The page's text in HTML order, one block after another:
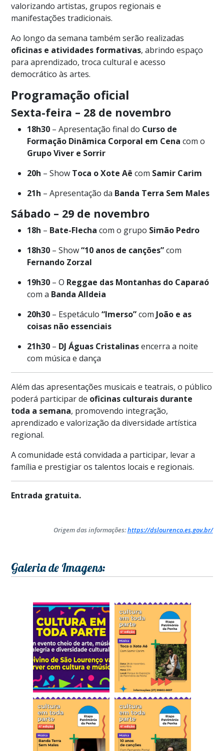
valorizando artistas, grupos regionais e
manifestações tradicionais.
Ao longo da semana também serão realizadas
oficinas e atividades formativas, abrindo espaço
para aprendizado, troca cultural e acesso
democrático às artes.
Programação oficial
Sexta-feira – 28 de novembro
18h30 – Apresentação final do Curso de
Formação Dinâmica Corporal em Cena com o
Grupo Viver e Sorrir
20h – Show Toca o Xote Aê com Samir Carim
21h – Apresentação da Banda Terra Sem Males
Sábado – 29 de novembro
18h – Bate-Flecha com o grupo Simão Pedro
18h30 – Show“10 anos de canções”com
Fernando Zorzal
19h30 – O Reggae das Montanhas do Caparaó
com a Banda Alldeia
20h30 – Espetáculo“Imerso”com João e as
coisas não essenciais
21h30 – DJ Águas Cristalinasencerra a noite
com música e dança
Além das apresentações musicais e teatrais, o público
poderá participar de oficinas culturais durante
toda a semana, promovendo integração,
aprendizado e valorização da diversidade artística
regional.
A comunidade está convidada a participar, levar a
família e prestigiar os talentos locais e regionais.
Entrada gratuita.
Origem das informações:https://dslourenco.es.gov.br/
Galeria de Imagens: